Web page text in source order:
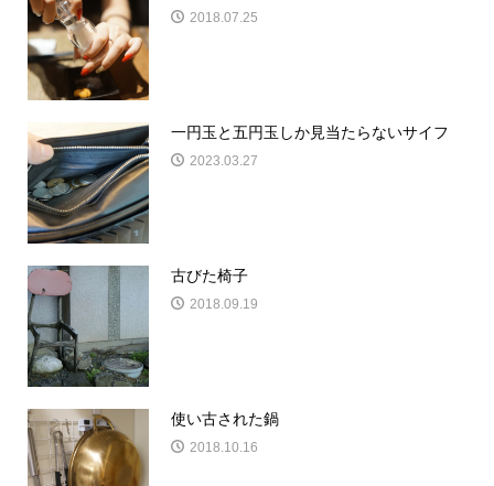
2018.07.25
一円玉と五円玉しか見当たらないサイフ
2023.03.27
古びた椅子
2018.09.19
使い古された鍋
2018.10.16